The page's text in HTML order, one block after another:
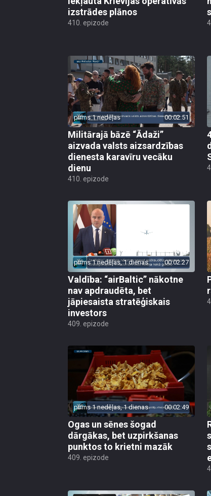
izstrādes plānos
410. epizode
pirms 1 nedēļas 00:02:51
Militārajā bāzē “Ādaži”
aizvada valsts aizsardzības
dienesta karavīru vecāku
dienu
410. epizode
pirms 1 nedēļas, 1 dienas 00:02:27
Valdība: “airBaltic” nākotne
nav apdraudēta, bet
jāpiesaista stratēģiskais
investors
409. epizode
pirms 1 nedēļas, 1 dienas 00:02:49
Ogas un sēnes šogad
dārgākas, bet uzpirkšanas
punktos to krietni mazāk
409. epizode